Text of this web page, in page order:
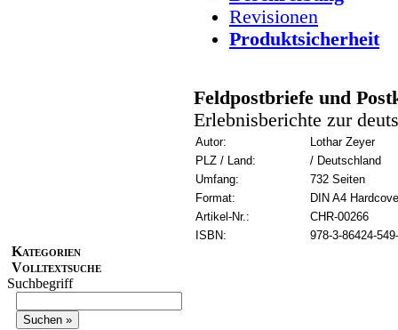
Kategorien
Volltextsuche
Suchbegriff
Revisionen
Produktsicherheit
Feldpostbriefe und
Erlebnisberichte zur
Autor:
Lothar Zeyer
PLZ / Land:
/ Deutschland
Umfang:
732 Seiten
Format:
DIN A4
Artikel-Nr.:
CHR-00266
ISBN:
978-3-86424-